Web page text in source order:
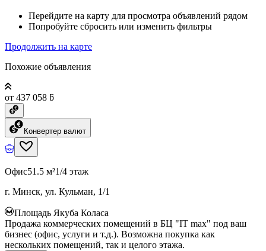
Перейдите на карту для просмотра объявлений рядом
Попробуйте сбросить или изменить фильтры
Продолжить на карте
Похожие объявления
от 437 058 ƃ
Конвертер валют
Офис51.5 м²1/4 этаж
г. Минск, ул. Кульман, 1/1
Площадь Якуба Коласа
Продажа коммерческих помещений в БЦ "IT max" под ваш
бизнес (офис, услуги и т.д.). Возможна покупка как
нескольких помещений, так и целого этажа.